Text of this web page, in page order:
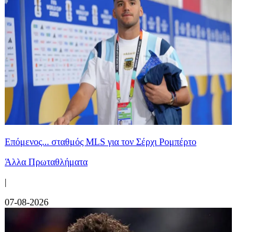
Επόμενος... σταθμός MLS για τον Σέρχι Ρομπέρτο
Άλλα Πρωταθλήματα
|
07-08-2026